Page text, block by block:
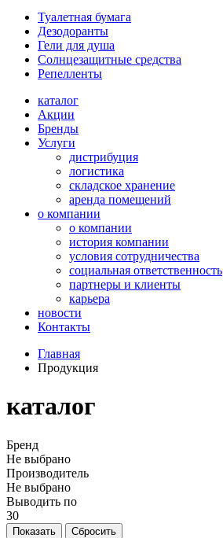
Туалетная бумага
Дезодоранты
Гели для душа
Солнцезащитные средства
Репелленты
каталог
Акции
Бренды
Услуги
дистрибуция
логистика
складское хранение
аренда помещений
о компании
о компании
история компании
условия сотрудничества
социальная ответственность
партнеры и клиенты
карьера
новости
Контакты
Главная
Продукция
каталог
Бренд
Не выбрано
Производитель
Не выбрано
Выводить по
30